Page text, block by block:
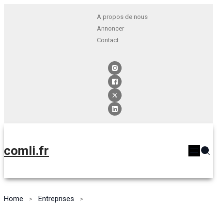
A propos de nous
Annoncer
Contact
comli.fr
Home
Entreprises